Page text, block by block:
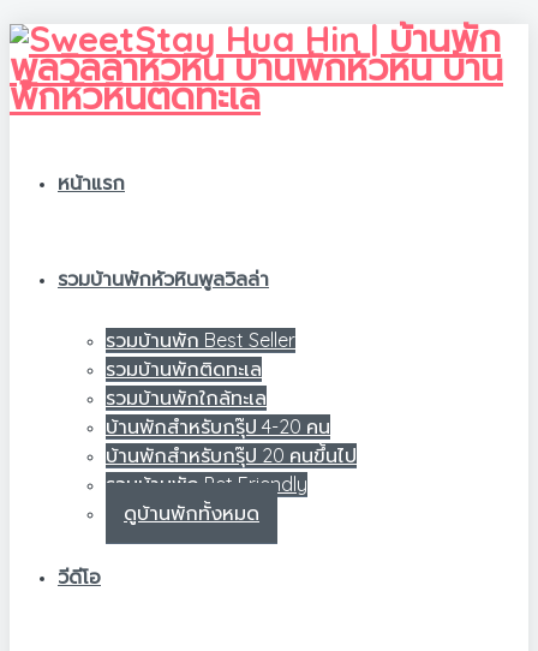
หน้าแรก
รวมบ้านพักหัวหินพูลวิลล่า
รวมบ้านพัก Best Seller
รวมบ้านพักติดทะเล
รวมบ้านพักใกล้ทะเล
บ้านพักสำหรับกรุ๊ป 4-20 คน
บ้านพักสำหรับกรุ๊ป 20 คนขึ้นไป
รวมบ้านพัก Pet Friendly
ดูบ้านพักทั้งหมด
วีดีโอ